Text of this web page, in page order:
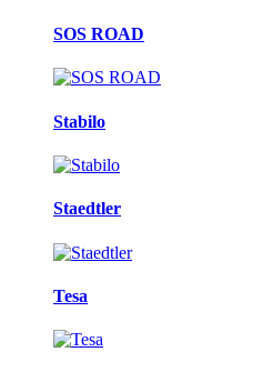
SOS ROAD
Stabilo
Staedtler
Tesa